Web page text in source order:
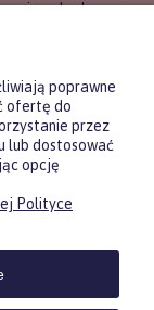
gdy chcesz
najbardziej
WIĘCEJ
POMOC MOJE
poprawne
ofertę do
przez
lub dostosować
opcję
Polityce